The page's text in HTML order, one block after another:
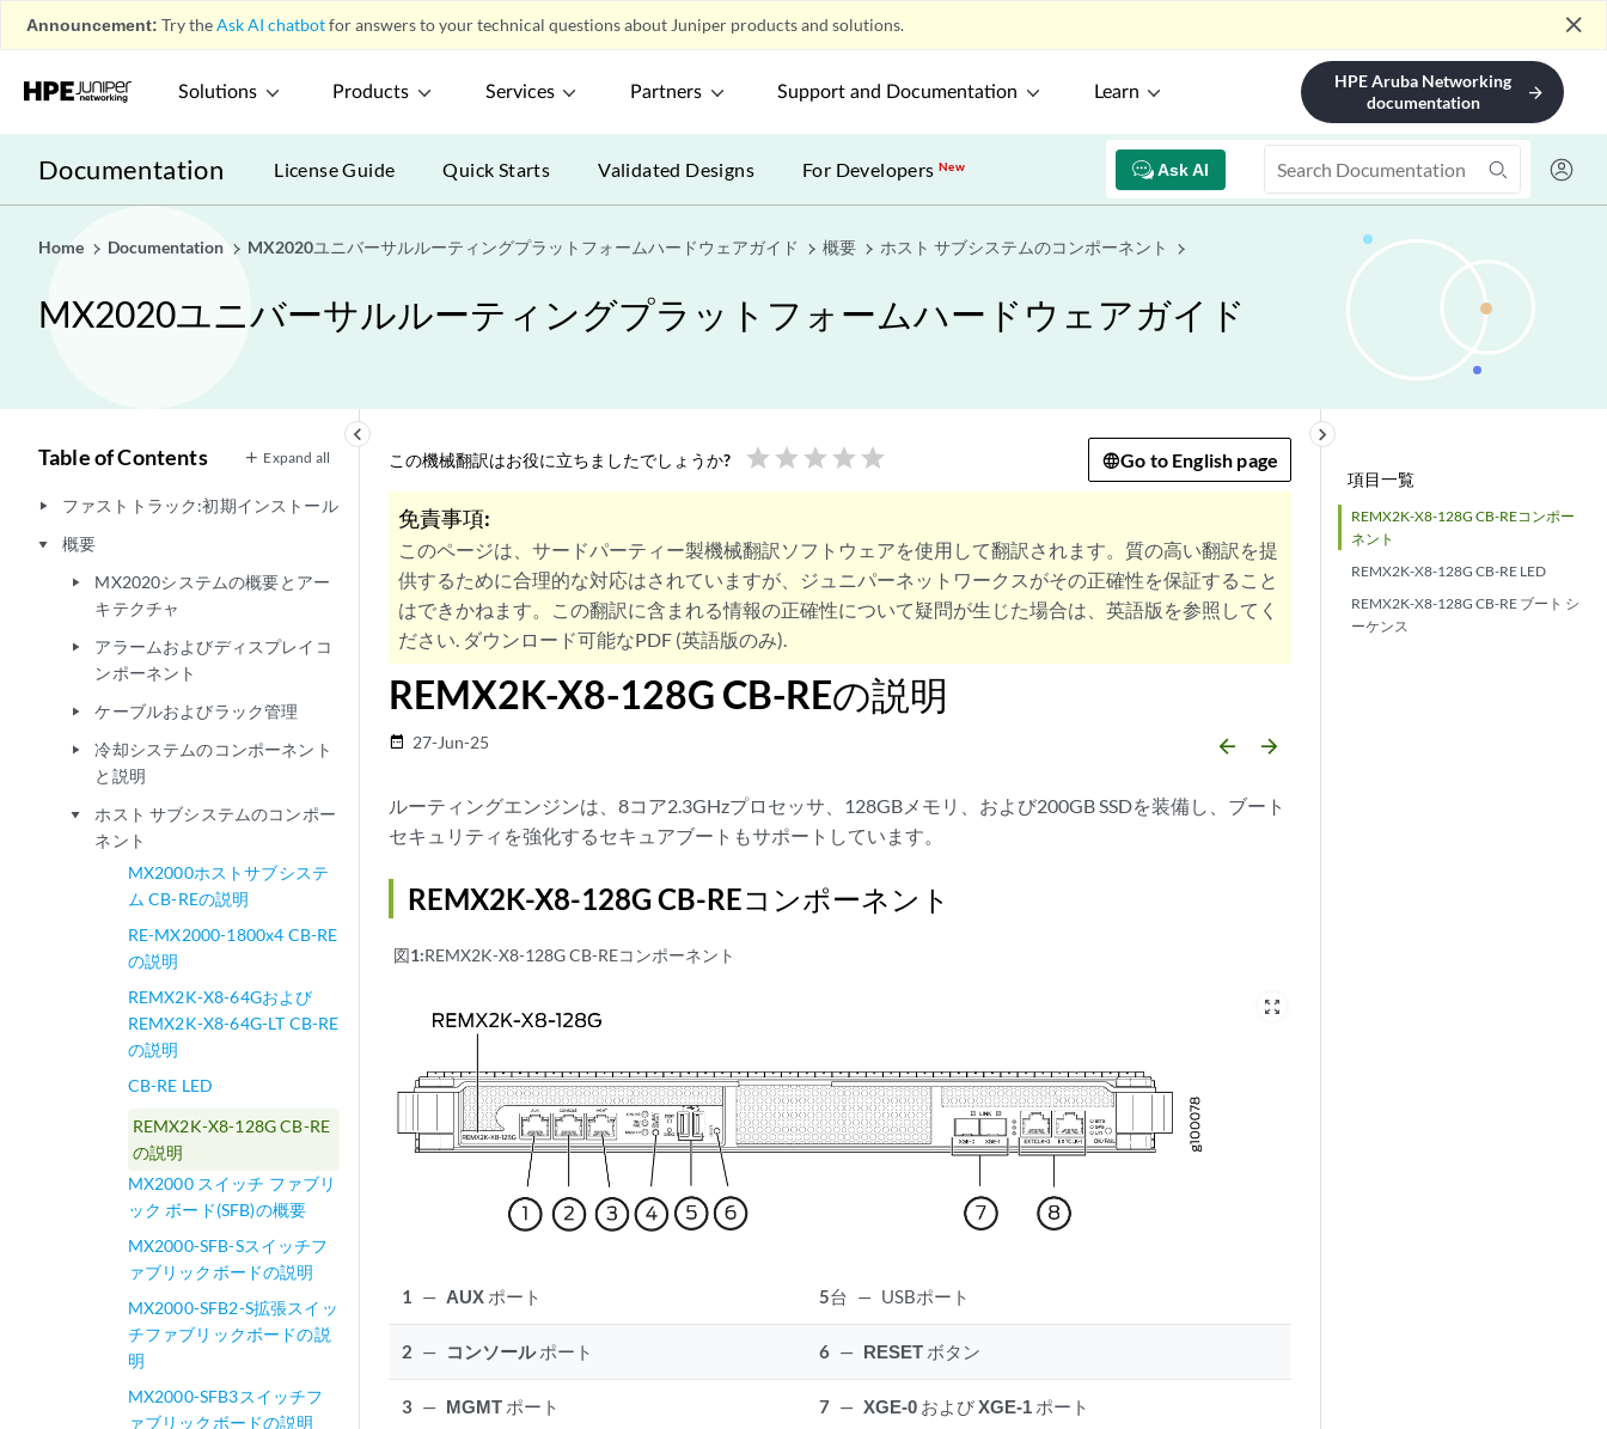
Announcement: Try theAsk AI chatbotfor answers to your technical questions about Juniper products and solutions. close
Solutions Products Services Partners Support and Documentation Learn
HPE Aruba Networking
documentation
arrow_forward
Documentation Ask AI
License Guide Quick Starts Validated Designs For DevelopersNew
Home Documentation MX2020ユニバーサルルーティングプラットフォームハードウェアガイド 概要 ホスト サブシステムのコンポーネント
MX2020ユニバーサルルーティングプラットフォームハードウェアガイド
keyboard_arrow_left
Table of Contents Expand all
play_arrow ファストトラック:初期インストール
play_arrow 概要
play_arrow
MX2020システムの概要とアー
キテクチャ
play_arrow
アラームおよびディスプレイコ
ンポーネント
play_arrow ケーブルおよびラック管理
play_arrow
冷却システムのコンポーネント
と説明
play_arrow
ホスト サブシステムのコンポー
ネント
MX2000ホストサブシステ
ム CB-REの説明
RE-MX2000-1800x4 CB-RE
の説明
REMX2K-X8-64Gおよび
REMX2K-X8-64G-LT CB-RE
の説明
CB-RE LED
REMX2K-X8-128G CB-RE
の説明
MX2000 スイッチ ファブリ
ック ボード(SFB)の概要
MX2000-SFB-Sスイッチフ
ァブリックボードの説明
MX2000-SFB2-S拡張スイッ
チファブリックボードの説
明
MX2000-SFB3スイッチフ
ァブリックボードの説明
項目一覧
REMX2K-X8-128G CB-REコンポー
ネント
REMX2K-X8-128G CB-RE LED
REMX2K-X8-128G CB-RE ブート シ
ーケンス
keyboard_arrow_right
この機械翻訳はお役に立ちましたでしょうか? star star star star star Go to English page
免責事項:
このページは、サードパーティー製機械翻訳ソフトウェアを使用して翻訳されます。質の高い翻訳を提
供するために合理的な対応はされていますが、ジュニパーネットワークスがその正確性を保証すること
はできかねます。この翻訳に含まれる情報の正確性について疑問が生じた場合は、英語版を参照してく
ださい. ダウンロード可能なPDF (英語版のみ).
REMX2K-X8-128G CB-REの説明
date_range 27-Jun-25 arrow_backward arrow_forward
ルーティングエンジンは、8コア2.3GHzプロセッサ、128GBメモリ、および200GB SSDを装備し、ブート
セキュリティを強化するセキュアブートもサポートしています。
REMX2K-X8-128G CB-REコンポーネント
図1:REMX2K-X8-128G CB-REコンポーネント
zoom_out_map
1 — AUX ポート 5台 — USBポート
2 — コンソールポート 6 — RESET ボタン
3 — MGMT ポート 7 — XGE-0 およびXGE-1 ポート